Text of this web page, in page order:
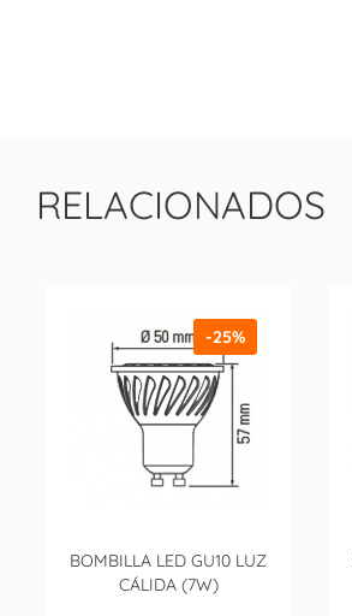
RELACIONADOS
BOMBILLA LED GU10 LUZ
CÁLIDA (7W)
-25%